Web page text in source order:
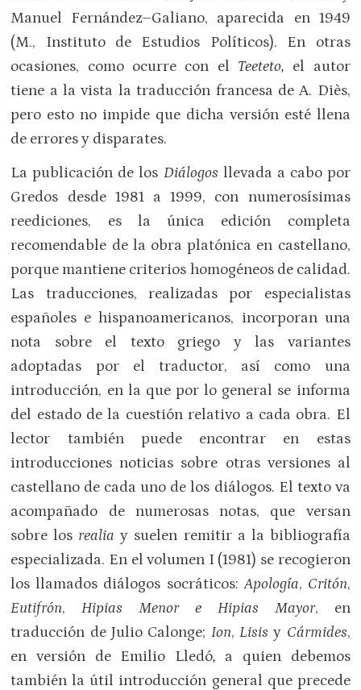
Manuel Fernández–Galiano, aparecida en 1949
(M., Instituto de Estudios Políticos). En otras
ocasiones, como ocurre con el Teeteto, el autor
tiene a la vista la traducción francesa de A. Diès,
pero esto no impide que dicha versión esté llena
de errores y disparates.
La publicación de los Diálogos llevada a cabo por
Gredos desde 1981 a 1999, con numerosísimas
reediciones, es la única edición completa
recomendable de la obra platónica en castellano,
porque mantiene criterios homogéneos de calidad.
Las traducciones, realizadas por especialistas
españoles e hispanoamericanos, incorporan una
nota sobre el texto griego y las variantes
adoptadas por el traductor, así como una
introducción, en la que por lo general se informa
del estado de la cuestión relativo a cada obra. El
lector también puede encontrar en estas
introducciones noticias sobre otras versiones al
castellano de cada uno de los diálogos. El texto va
acompañado de numerosas notas, que versan
sobre los realiay suelen remitir a la bibliografía
especializada. En el volumen I (1981) se recogieron
los llamados diálogos socráticos:Apología, Critón,
Eutifrón,Hipias Menor e Hipias Mayor, en
traducción de Julio Calonge; Ion, Lisisy Cármides,
en versión de Emilio Lledó, a quien debemos
también la útil introducción general que precede